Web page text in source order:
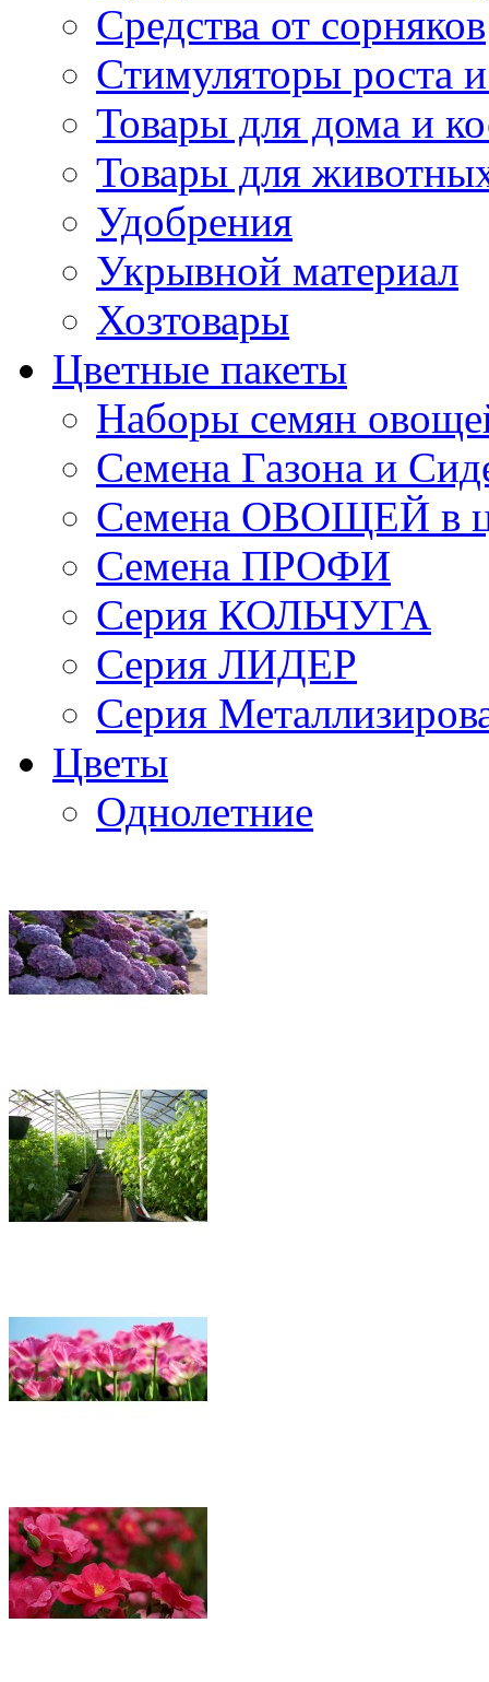
Средства от сорняков
Стимуляторы роста и
Товары для дома и
Товары для
Удобрения
Укрывной материал
Хозтовары
Цветные пакеты
Наборы семян
Семена Газона и
Семена ОВОЩЕЙ в
Семена ПРОФИ
Серия КОЛЬЧУГА
Серия ЛИДЕР
Серия
Цветы
Однолетние